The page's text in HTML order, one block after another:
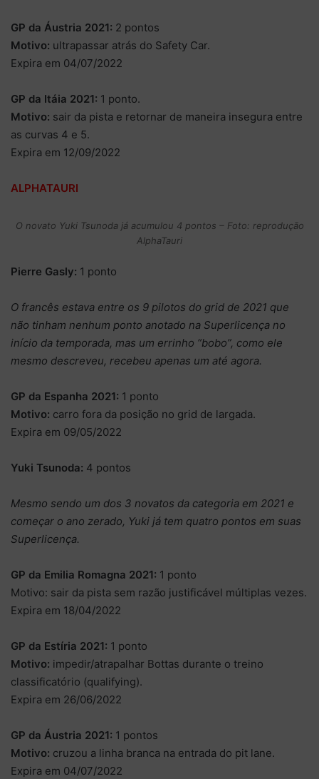
GP da Áustria 2021: 2 pontos
Motivo: ultrapassar atrás do Safety Car.
Expira em 04/07/2022
GP da Itáia 2021: 1 ponto.
Motivo: sair da pista e retornar de maneira insegura entre
as curvas 4 e 5.
Expira em 12/09/2022
ALPHATAURI
O novato Yuki Tsunoda já acumulou 4 pontos – Foto: reprodução
AlphaTauri
Pierre Gasly: 1 ponto
O francês estava entre os 9 pilotos do grid de 2021 que
não tinham nenhum ponto anotado na Superlicença no
início da temporada, mas um errinho “bobo”, como ele
mesmo descreveu, recebeu apenas um até agora.
GP da Espanha 2021: 1 ponto
Motivo: carro fora da posição no grid de largada.
Expira em 09/05/2022
Yuki Tsunoda: 4 pontos
Mesmo sendo um dos 3 novatos da categoria em 2021 e
começar o ano zerado, Yuki já tem quatro pontos em suas
Superlicença.
GP da Emilia Romagna 2021: 1 ponto
Motivo: sair da pista sem razão justificável múltiplas vezes.
Expira em 18/04/2022
GP da Estíria 2021: 1 ponto
Motivo: impedir/atrapalhar Bottas durante o treino
classificatório (qualifying).
Expira em 26/06/2022
GP da Áustria 2021: 1 pontos
Motivo: cruzou a linha branca na entrada do pit lane.
Expira em 04/07/2022